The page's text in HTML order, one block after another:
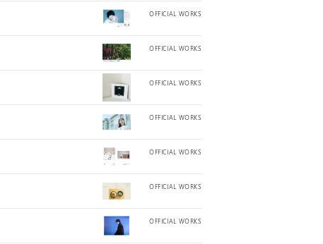
OFFICIAL WORKS
OFFICIAL WORKS
OFFICIAL WORKS
OFFICIAL WORKS
OFFICIAL WORKS
OFFICIAL WORKS
OFFICIAL WORKS